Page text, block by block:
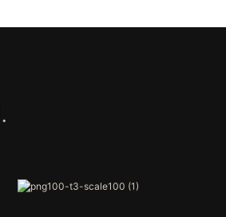
أكثر من 10 سنوات من الخبرة في تصنيع أثاث الفنادق والحفلات.